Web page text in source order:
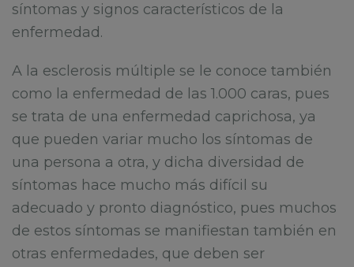
síntomas y signos característicos de la
enfermedad.
A la esclerosis múltiple se le conoce también
como la enfermedad de las 1.000 caras, pues
se trata de una enfermedad caprichosa, ya
que pueden variar mucho los síntomas de
una persona a otra, y dicha diversidad de
síntomas hace mucho más difícil su
adecuado y pronto diagnóstico, pues muchos
de estos síntomas se manifiestan también en
otras enfermedades, que deben ser